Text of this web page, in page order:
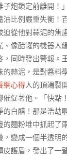
炮鎖定前離開
比例嚴重失衡
從他對蒜泥的
像醋罐的機器
同時發出警報。
的蒜泥，是對醬料
網心得人的頂端裂
促著他。「快
白醋！那是浩劫
麵粉堆中抓起
變成一個半透
護盾，發出了